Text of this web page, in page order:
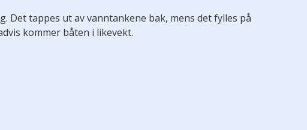
Det tappes ut av vanntankene bak, mens det fylles på
kommer båten i likevekt.